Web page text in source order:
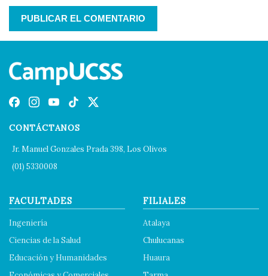
CONTÁCTANOS
Jr. Manuel Gonzales Prada 398, Los Olivos
(01) 5330008
FACULTADES
Ingeniería
Ciencias de la Salud
Educación y Humanidades
FILIALES
Atalaya
Chulucanas
Huaura